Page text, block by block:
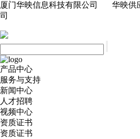
厦门华映信息科技有限公司 华映供
司
产品中心
服务与支持
新闻中心
人才招聘
视频中心
资质证书
资质证书